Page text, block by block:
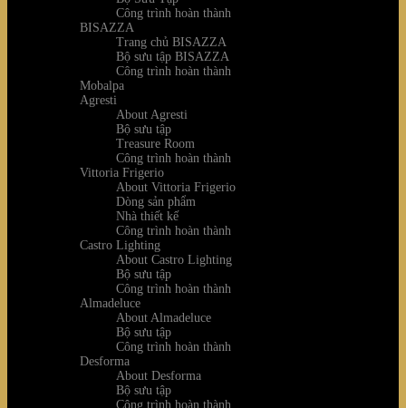
Công trình hoàn thành
BISAZZA
Trang chủ BISAZZA
Bộ sưu tập BISAZZA
Công trình hoàn thành
Mobalpa
Agresti
About Agresti
Bộ sưu tập
Treasure Room
Công trình hoàn thành
Vittoria Frigerio
About Vittoria Frigerio
Dòng sản phẩm
Nhà thiết kế
Công trình hoàn thành
Castro Lighting
About Castro Lighting
Bộ sưu tập
Công trình hoàn thành
Almadeluce
About Almadeluce
Bộ sưu tập
Công trình hoàn thành
Desforma
About Desforma
Bộ sưu tập
Công trình hoàn thành